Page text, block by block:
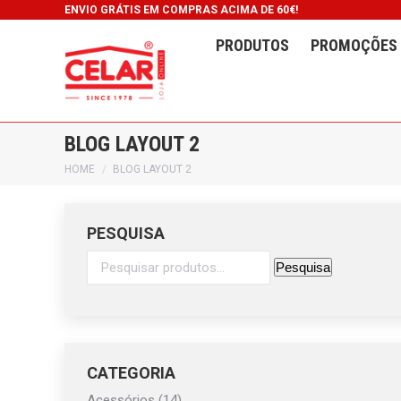
ENVIO GRÁTIS EM COMPRAS ACIMA DE 60€!
PRODUTOS PROMOÇÕES
BLOG LAYOUT 2
You are here:
HOME BLOG LAYOUT 2
PESQUISA
Pesquisar
Pesquisa
CATEGORIA